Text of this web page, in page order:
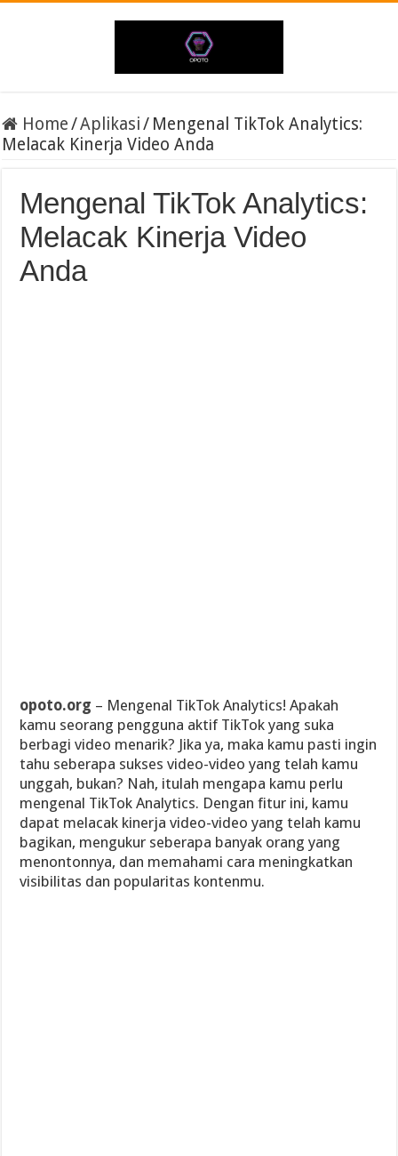
Home/Aplikasi/ Mengenal TikTok Analytics:
Melacak Kinerja Video Anda
Mengenal TikTok Analytics:
Melacak Kinerja Video
Anda
opoto.org – Mengenal TikTok Analytics! Apakah
kamu seorang pengguna aktif TikTok yang suka
berbagi video menarik? Jika ya, maka kamu pasti ingin
tahu seberapa sukses video-video yang telah kamu
unggah, bukan? Nah, itulah mengapa kamu perlu
mengenal TikTok Analytics. Dengan fitur ini, kamu
dapat melacak kinerja video-video yang telah kamu
bagikan, mengukur seberapa banyak orang yang
menontonnya, dan memahami cara meningkatkan
visibilitas dan popularitas kontenmu.